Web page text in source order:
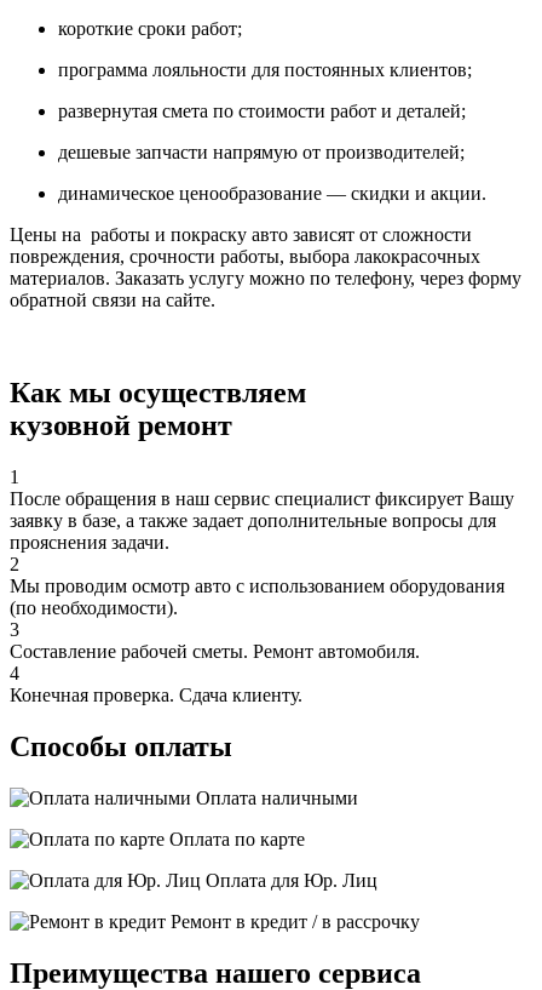
короткие сроки работ;
программа лояльности для постоянных клиентов;
развернутая смета по стоимости работ и деталей;
дешевые запчасти напрямую от производителей;
динамическое ценообразование — скидки и акции.
Цены на работы и покраску авто зависят от сложности
повреждения, срочности работы, выбора лакокрасочных
материалов. Заказать услугу можно по телефону, через форму
обратной связи на сайте.
Как мы осуществляем
кузовной ремонт
1
После обращения в наш сервис специалист фиксирует Вашу
заявку в базе, а также задает дополнительные вопросы для
прояснения задачи.
2
Мы проводим осмотр авто с использованием оборудования
(по необходимости).
3
Составление рабочей сметы. Ремонт автомобиля.
4
Конечная проверка. Сдача клиенту.
Способы оплаты
Оплата наличными
Оплата по карте
Оплата для Юр. Лиц
Ремонт в кредит / в рассрочку
Преимущества нашего сервиса